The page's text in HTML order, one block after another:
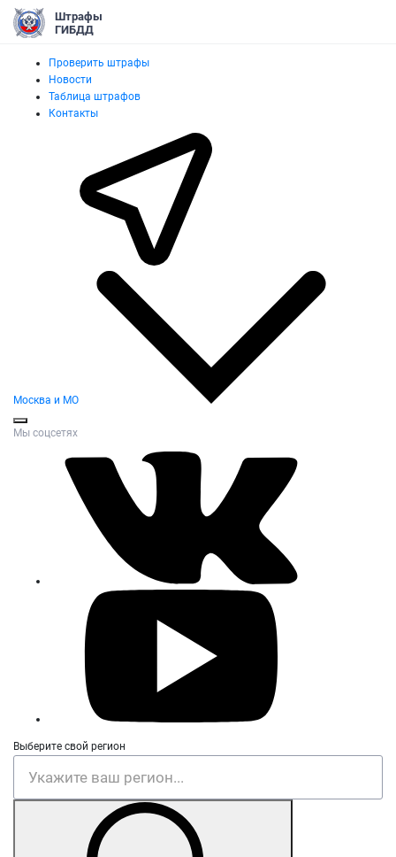
Штрафы
ГИБДД
Проверить штрафы
Новости
Таблица штрафов
Контакты
Москва и МО
Мы соцсетях
Выберите свой регион